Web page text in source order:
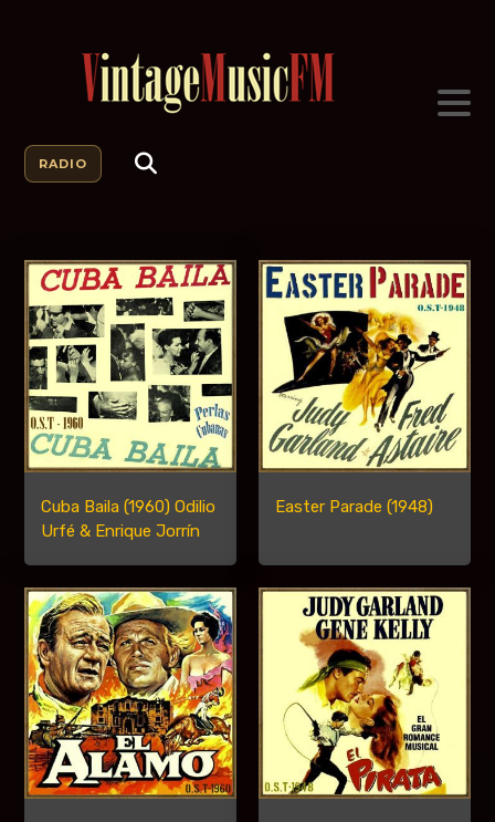
RADIO
Cuba Baila (1960) Odilio
Urfé & Enrique Jorrín
Easter Parade (1948)